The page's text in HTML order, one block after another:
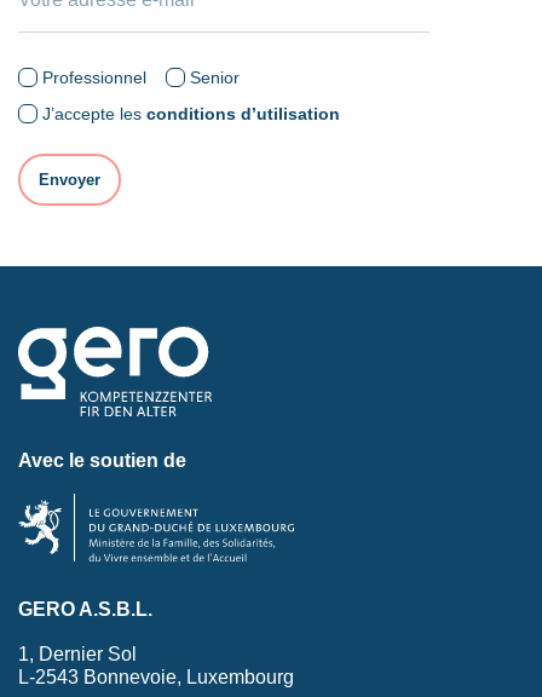
Professionnel
Senior
J’accepte les conditions d’utilisation
Avec le soutien de
GERO A.S.B.L.
1, Dernier Sol
L-2543 Bonnevoie, Luxembourg